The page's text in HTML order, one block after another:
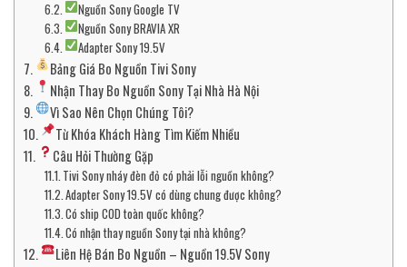
Nguồn Sony Google TV
Nguồn Sony BRAVIA XR
Adapter Sony 19.5V
Bảng Giá Bo Nguồn Tivi Sony
Nhận Thay Bo Nguồn Sony Tại Nhà Hà Nội
Vì Sao Nên Chọn Chúng Tôi?
Từ Khóa Khách Hàng Tìm Kiếm Nhiều
Câu Hỏi Thường Gặp
Tivi Sony nháy đèn đỏ có phải lỗi nguồn không?
Adapter Sony 19.5V có dùng chung được không?
Có ship COD toàn quốc không?
Có nhận thay nguồn Sony tại nhà không?
Liên Hệ Bán Bo Nguồn – Nguồn 19.5V Sony